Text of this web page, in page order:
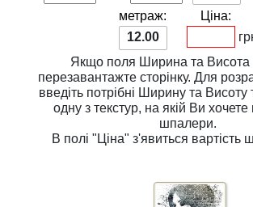
метраж:
12.00
Ціна:
Якщо поля Ширина та Висота
перезавантажте сторінку. Для розрахунку вартості
введіть потрібні Ширинута Висоту
одну з текстур, на якій Ви хочете надрукувати
шпалери.
В полі"Ціна" з'явиться вартість